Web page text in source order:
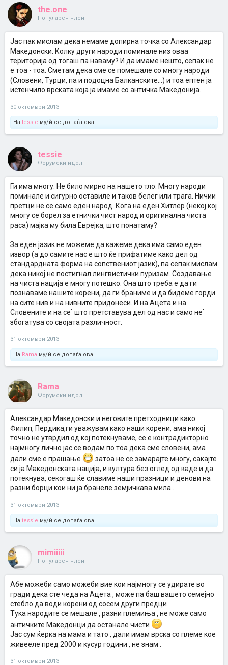
the.one
Популарен член
Јас пак мислам дека немаме допирна точка со Александар
Македонски. Колку други народи поминале низ оваа
територија од тогаш па наваму? И да имаме нешто, сепак не
е тоа - тоа. Сметам дека сме се помешале со многу народи
(Словени, Турци, па и подоцна Балканските...) и тоа ептен ја
истенчило врската која ја имаме со античка Македонија.
30 октомври 2013
На tessie му/ѝ се допаѓа ова.
tessie
Форумски идол
Ги има многу. Не било мирно на нашето тло. Многу народи
поминале и сигурно оставиле и таков белег или трага. Ничии
претци не се само еден народ. Кога на еден Хитлер (некој кој
многу се борел за етнички чист народ и оригинална чиста
раса) мајка му била Еврејка, што понатаму?
За еден јазик не можеме да кажеме дека има само еден
извор (а до самите нас е што ќе прифатиме како дел од
стандардната форма на сопствениот јазик), па сепак мислам
дека никој не постигнал лингвистички пуризам. Создавање
на чиста нација е многу потешко. Она што треба е да ги
познаваме нашите корени, да ги браниме и да бидеме горди
на сите нив и на нивните придонеси. И на Ацета и на
Словените и на се` што претставува дел од нас и само не`
збогатува со својата различност.
31 октомври 2013
На Rama му/ѝ се допаѓа ова.
Rama
Форумски идол
Александар Македонски и неговите претходници како
Филип, Пердика,ги уважувам како наши корени, ама никој
точно не утврдил од кој потекнуваме, се е контрадикторно .
најмногу лично јас се водам по тоа дека сме словени, ама
дали сме е прашање
затоа не се замарајте многу, сакајте
си ја Македонската нација, и култура без оглед од каде и да
потекнува, секогаш ќе славиме наши празници и денови на
разни борци кои ни ја бранеле земјичкава мила .
31 октомври 2013
На tessie му/ѝ се допаѓа ова.
mimiiiii
Популарен член
Абе можеби само можеби вие кои најмногу се удирате во
гради дека сте чеда на Ацета , може па баш вашето семејно
стебло да води корени од сосем други предци .
Тука народите се мешале , разни племиња , не може само
античките Македонци да останале чисти
Јас сум ќерка на мама и тато , дали имам врска со племе кое
живееле пред 2000 и кусур години , не знам .
31 октомври 2013